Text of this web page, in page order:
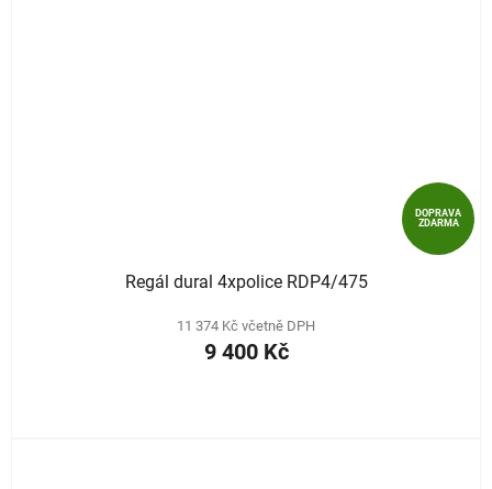
DOPRAVA
ZDARMA
Regál dural 4xpolice RDP4/475
11 374 Kč včetně DPH
9 400 Kč